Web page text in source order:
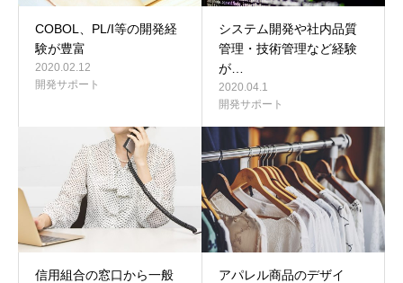
COBOL、PL/I等の開発経
験が豊富
2020.02.12
開発サポート
システム開発や社内品質
管理・技術管理など経験
が…
2020.04.1
開発サポート
信用組合の窓口から一般 アパレル商品のデザイ